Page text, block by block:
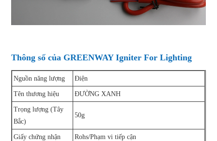
Thông số của GREENWAY Igniter For Lighting
Nguồn năng lượng Điện
Tên thương hiệu ĐƯỜNG XANH
Trọng lượng (Tây
Bắc)
50g
Giấy chứng nhận Rohs/Phạm vi tiếp cận